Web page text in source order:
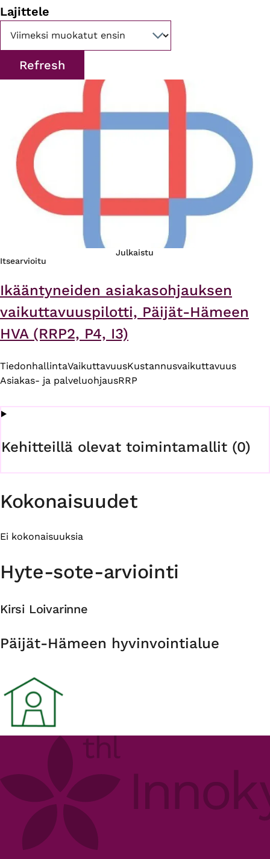
Lajittele
Julkaistu
Itsearvioitu
Ikääntyneiden asiakasohjauksen
vaikuttavuuspilotti, Päijät-Hämeen
HVA (RRP2, P4, I3)
TiedonhallintaVaikuttavuusKustannusvaikuttavuus
Asiakas- ja palveluohjausRRP
Kehitteillä olevat toimintamallit (0)
Kokonaisuudet
Ei kokonaisuuksia
Hyte-sote-arviointi
Kirsi Loivarinne
Organisaatio
Päijät-Hämeen hyvinvointialue